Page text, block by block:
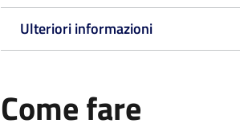
Ulteriori informazioni
Come fare